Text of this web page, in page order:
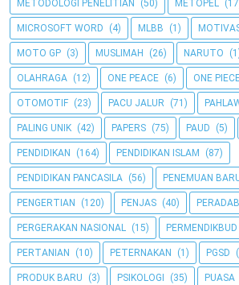
METODOLOGI PENELITIAN (50) METOPEL
MICROSOFT WORD (4) MLBB (1)
MOTO GP (3) MUSLIMAH (26) NARUTO
OLAHRAGA (12) ONE PEACE (6) ONE
OTOMOTIF (23) PACU JALUR (71)
PALING UNIK (42) PAPERS (75) PAUD (5)
PENDIDIKAN (164) PENDIDIKAN ISLAM (87)
PENDIDIKAN PANCASILA (56) PENEMUAN
PENGERTIAN (120) PENJAS (40)
PERGERAKAN NASIONAL (15) PERMENDIKBUD
PERTANIAN (10) PETERNAKAN (1) PGSD
PRODUK BARU (3) PSIKOLOGI (35) PUASA